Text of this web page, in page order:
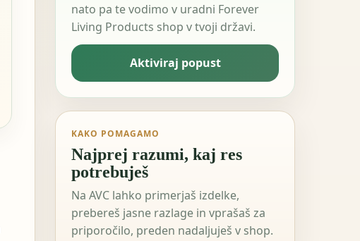
nato pa te vodimo v uradni Forever
Living Products shop v tvoji državi.
Aktiviraj popust
KAKO POMAGAMO
Najprej razumi, kaj res
potrebuješ
Na AVC lahko primerjaš izdelke,
prebereš jasne razlage in vprašaš za
priporočilo, preden nadaljuješ v shop.